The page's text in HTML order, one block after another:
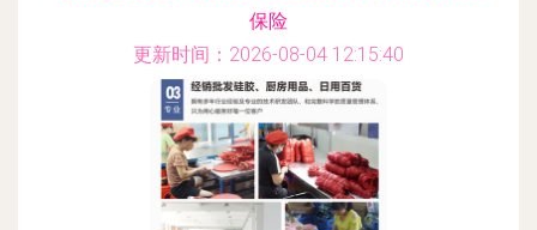
保险
更新时间：2026-08-04 12:15:40